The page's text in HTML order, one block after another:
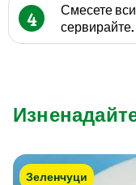
4
Смесете
сервирайте.
Зеленчуци